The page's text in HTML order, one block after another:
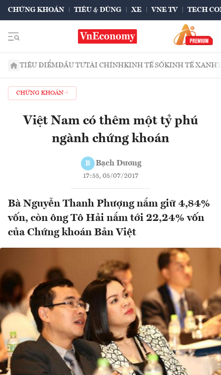
CHỨNG KHOÁN TIÊU & DÙNG XE VNE TV TECH
TIÊU ĐIỂMĐẦU TƯTÀI CHÍNHKINH TẾ SỐKINH TẾ XANH
CHỨNG KHOÁN
Việt Nam có thêm một tỷ phú
ngành chứng khoán
B Bạch Dương
17:55, 05/07/2017
Bà Nguyễn Thanh Phượng nắm giữ 4,84%
vốn, còn ông Tô Hải nắm tới 22,24% vốn
của Chứng khoán Bản Việt